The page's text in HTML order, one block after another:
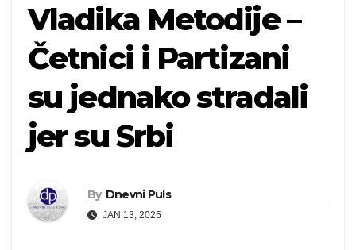
Vladika Metodije –
Četnici i Partizani
su jednako stradali
jer su Srbi
By Dnevni Puls
JAN 13, 2025